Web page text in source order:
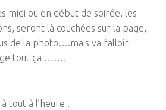
midi ou en début de soirée, les
seront là couchées sur la page,
de la photo….mais va falloir
tout ça …….
tout à l’heure !